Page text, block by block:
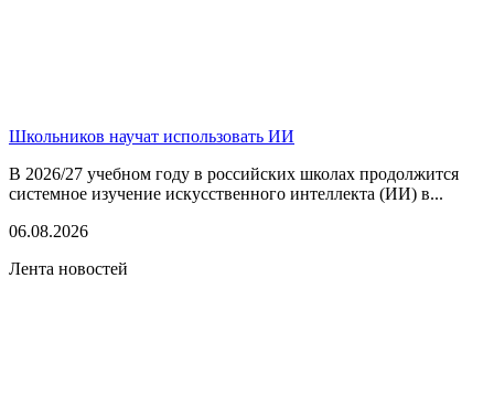
Школьников научат использовать ИИ
В 2026/27 учебном году в российских школах продолжится
системное изучение искусственного интеллекта (ИИ) в...
06.08.2026
Лента новостей